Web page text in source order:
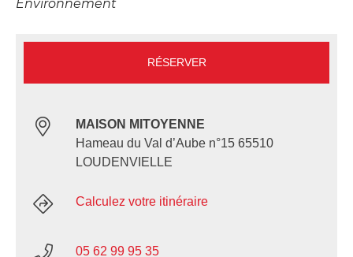
Environnement
RÉSERVER
MAISON MITOYENNE
Hameau du Val d’Aube n°15 65510
LOUDENVIELLE
Calculez votre itinéraire
05 62 99 95 35